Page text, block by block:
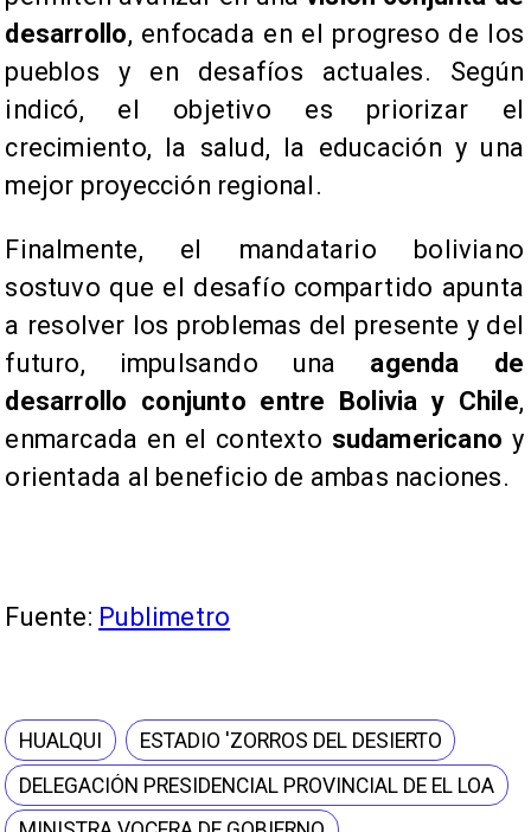
desarrollo, enfocada en el progreso de los
pueblos y en desafíos actuales. Según
indicó, el objetivo es priorizar el
crecimiento, la salud, la educación y una
mejor proyección regional.
Finalmente, el mandatario boliviano
sostuvo que el desafío compartido apunta
a resolver los problemas del presente y del
futuro, impulsando una agenda de
desarrollo conjunto entre Bolivia y Chile,
enmarcada en el contexto sudamericano y
orientada al beneficio de ambas naciones.
Fuente: Publimetro
HUALQUI
ESTADIO 'ZORROS DEL DESIERTO
DELEGACIÓN PRESIDENCIAL PROVINCIAL DE EL LOA